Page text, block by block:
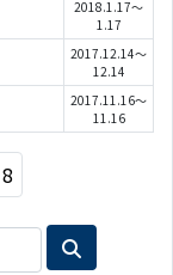
2018.1.17～
1.17
2017.12.14～
12.14
2017.11.16～
11.16
8